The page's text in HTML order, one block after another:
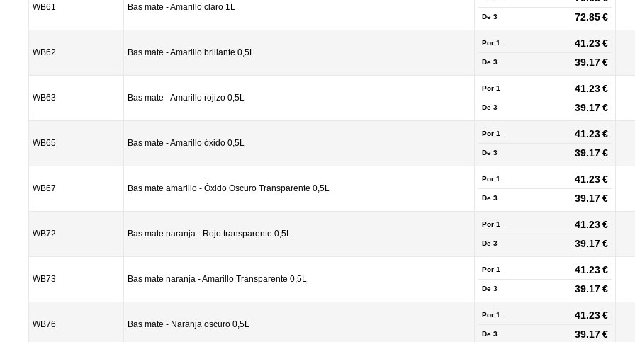
WB61 Bas mate - Amarillo claro 1L
De 3 72.85 €
WB62 Bas mate - Amarillo brillante 0,5L
Por 1 41.23 €
De 3 39.17 €
WB63 Bas mate - Amarillo rojizo 0,5L
Por 1 41.23 €
De 3 39.17 €
WB65 Bas mate - Amarillo óxido 0,5L
Por 1 41.23 €
De 3 39.17 €
WB67 Bas mate amarillo - Óxido Oscuro Transparente 0,5L
Por 1 41.23 €
De 3 39.17 €
WB72 Bas mate naranja - Rojo transparente 0,5L
Por 1 41.23 €
De 3 39.17 €
WB73 Bas mate naranja - Amarillo Transparente 0,5L
Por 1 41.23 €
De 3 39.17 €
WB76 Bas mate - Naranja oscuro 0,5L
Por 1 41.23 €
De 3 39.17 €